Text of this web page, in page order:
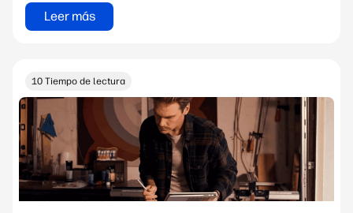
Leer más
10 Tiempo de lectura